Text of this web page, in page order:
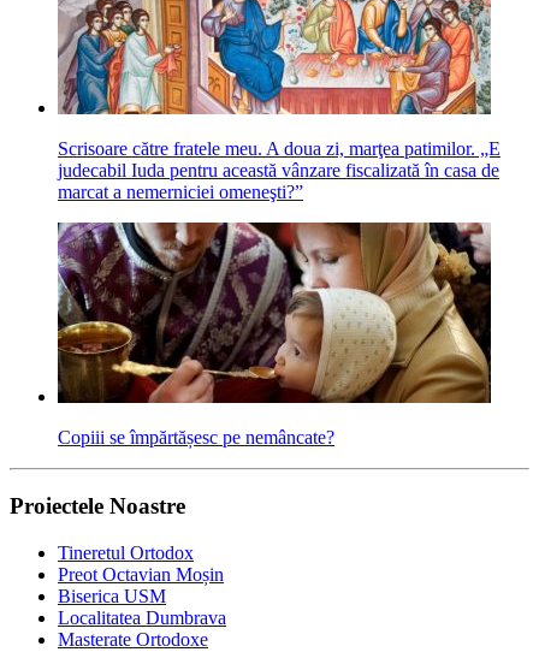
Scrisoare către fratele meu. A doua zi, marţea patimilor. „E
judecabil Iuda pentru această vânzare fiscalizată în casa de
marcat a nemerniciei omeneşti?”
Copiii se împărtășesc pe nemâncate?
Proiectele Noastre
Tineretul Ortodox
Preot Octavian Moșin
Biserica USM
Localitatea Dumbrava
Masterate Ortodoxe